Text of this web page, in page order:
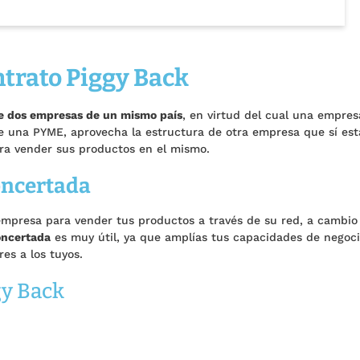
Piggy Back
empresas de un mismo país, en virtud del cual una
PYME, aprovecha la estructura de otra empresa que sí
vender sus productos en el mismo.
para vender tus productos a través de su red, a cambio
es muy útil, ya que amplías tus capacidades de
a los tuyos.
Back